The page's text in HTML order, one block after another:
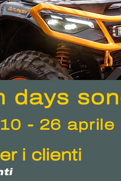
days
10 - 26 aprile
i clienti